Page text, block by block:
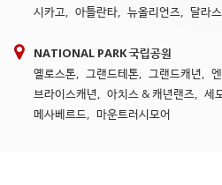
시카고, 아틀란타, 뉴올리언즈, 달라스
NATIONAL PARK 국립공원
옐로스톤, 그랜드테톤, 그랜드캐년,
브라이스캐년, 아치스 & 캐년랜즈, 세
메사베르드, 마운트러시모어